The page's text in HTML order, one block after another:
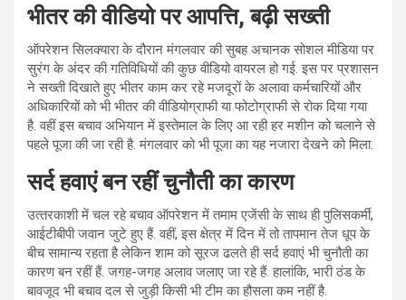
भीतर की वीडियो पर आपत्ति,बढ़ी सख्ती
ऑपरेशन सिलक्यारा के दौरान मंगलवार की सुबह अचानक सोशल मीडिया पर
सुरंग के अंदर की गतिविधियों की कुछ वीडियो वायरल हो गई. इस पर प्रशासन
ने सख्ती दिखाते हुए भीतर काम कर रहे मजदूरों के अलावा कर्मचारियों और
अधिकारियों को भी भीतर की वीडियोग्राफी या फोटोग्राफी से रोक दिया गया
है. वहीं इस बचाव अभियान में इस्तेमाल के लिए आ रही हर मशीन को चलाने से
पहले पूजा की जा रही है. मंगलवार को भी पूजा का यह नजारा देखने को मिला.
सर्द हवाएं बन रहीं चुनौती का कारण
उत्‍तरकाशी में चल रहे बचाव ऑपरेशन में तमाम एजेंसी के साथ ही पुलिसकर्मी,
आईटीबीपी जवान जुटे हुए हैं. वहीं, इस क्षेत्र में दिन में तो तापमान तेज धूप के
बीच सामान्य रहता है लेकिन शाम को सूरज ढलते ही सर्द हवाएं भी चुनौती का
कारण बन रहीं हैं. जगह-जगह अलाव जलाए जा रहे हैं. हालांकि, भारी ठंड के
बावजूद भी बचाव दल से जुड़ी किसी भी टीम का हौसला कम नहीं है.